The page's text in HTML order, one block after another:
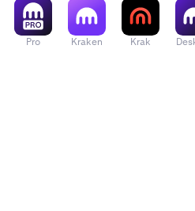
Pro Kraken Krak